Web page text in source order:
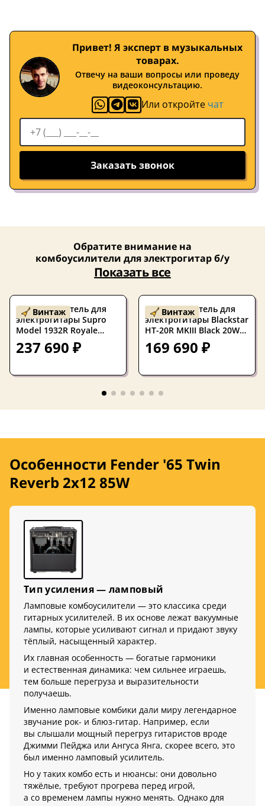
Привет! Я эксперт в музыкальных
товарах.
Отвечу на ваши вопросы или проведу
видеоконсультацию.
Или откройте чат
Заказать звонок
Обратите внимание на
комбоусилители для электрогитар б/у
Показать все
Винтаж
Комбоусилитель для
электрогитары Supro
Model 1932R Royale
Black 50W 1x12 USA
2020s
237 690 ₽
Винтаж
Комбоусилитель для
электрогитары Blackstar
HT-20R MKIII Black 20W
1x12
169 690 ₽
Особенности Fender '65 Twin
Reverb 2x12 85W
Тип усиления — ламповый
Ламповые комбоусилители — это классика среди
гитарных усилителей. В их основе лежат вакуумные
лампы, которые усиливают сигнал и придают звуку
тёплый, насыщенный характер.
Их главная особенность — богатые гармоники
и естественная динамика: чем сильнее играешь,
тем больше перегруза и выразительности
получаешь.
Именно ламповые комбики дали миру легендарное
звучание рок- и блюз-гитар. Например, если
вы слышали мощный перегруз гитаристов вроде
Джимми Пейджа или Ангуса Янга, скорее всего, это
был именно ламповый усилитель.
Но у таких комбо есть и нюансы: они довольно
тяжёлые, требуют прогрева перед игрой,
а со временем лампы нужно менять. Однако для